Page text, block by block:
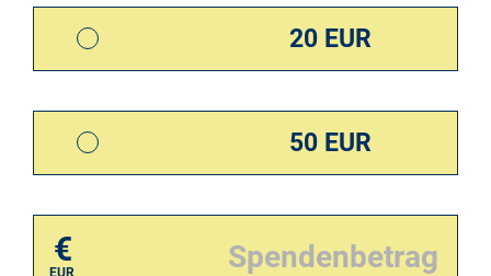
20 EUR
50 EUR
€
EUR